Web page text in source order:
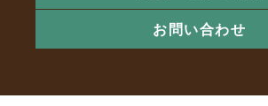
お問い合わせ